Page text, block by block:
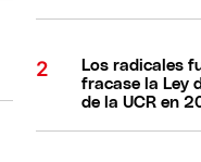
Los radicales
fracase la Ley
de la UCR en